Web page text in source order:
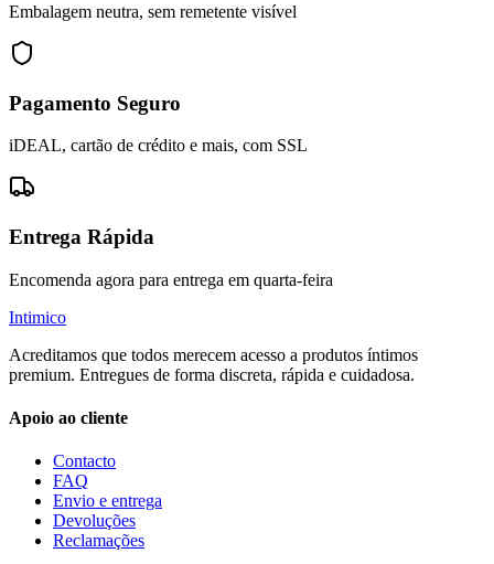
Embalagem neutra, sem remetente visível
Pagamento Seguro
iDEAL, cartão de crédito e mais, com SSL
Entrega Rápida
Encomenda agora para entrega em quarta-feira
Intimico
Acreditamos que todos merecem acesso a produtos íntimos
premium. Entregues de forma discreta, rápida e cuidadosa.
Apoio ao cliente
Contacto
FAQ
Envio e entrega
Devoluções
Reclamações